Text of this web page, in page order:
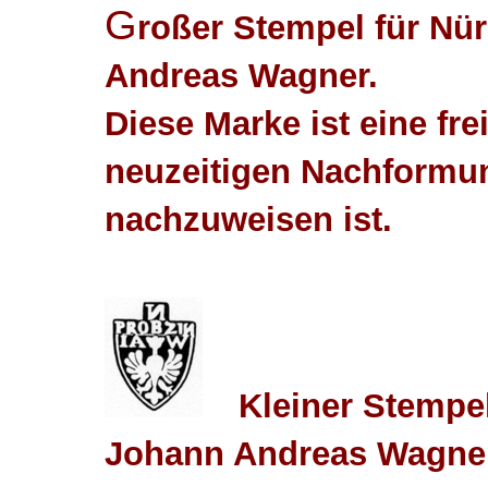
Großer Stempel für
Andreas Wagner.
Diese Marke ist eine
neuzeitigen
nachzuweisen ist.
Kleiner
Johann Andreas